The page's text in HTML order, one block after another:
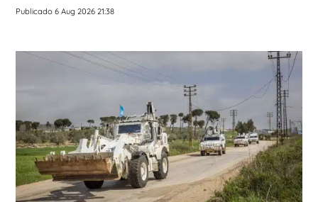
Publicado 6 Aug 2026 21:38